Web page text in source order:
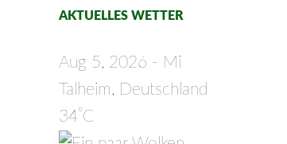
AKTUELLES WETTER
Aug 5, 2026 - Mi
Talheim, Deutschland
34°C